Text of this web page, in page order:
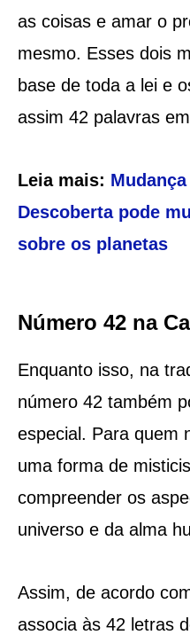
as coisas e amar o
mesmo. Esses dois
base de toda a lei e
assim 42 palavras
Leia mais:
Descoberta pode
sobre os planetas
Número 42 na
Enquanto isso, na
número 42 também
especial. Para quem
uma forma de
compreender os
universo e da alma
Assim, de acordo
associa às 42 letras